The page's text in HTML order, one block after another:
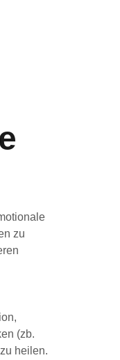
zu
(zb.
heilen.